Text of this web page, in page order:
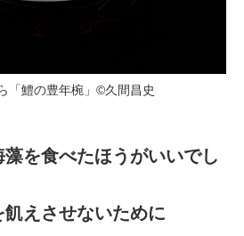
「鱧の豊年椀」©久間昌史
を食べたほうがいいでし
飢えさせないために